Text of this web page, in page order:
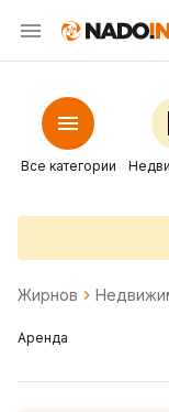
Все категории
Жирнов
Аренда